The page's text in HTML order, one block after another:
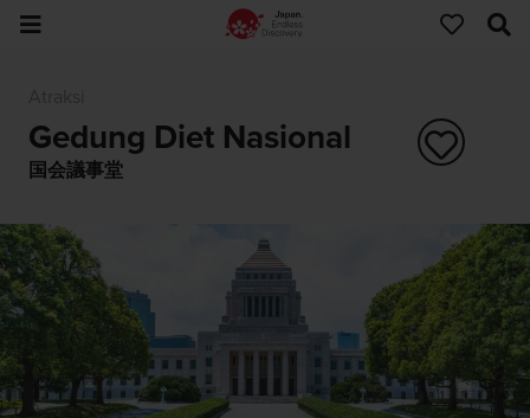
Gedung Diet Nasional
国会議事堂